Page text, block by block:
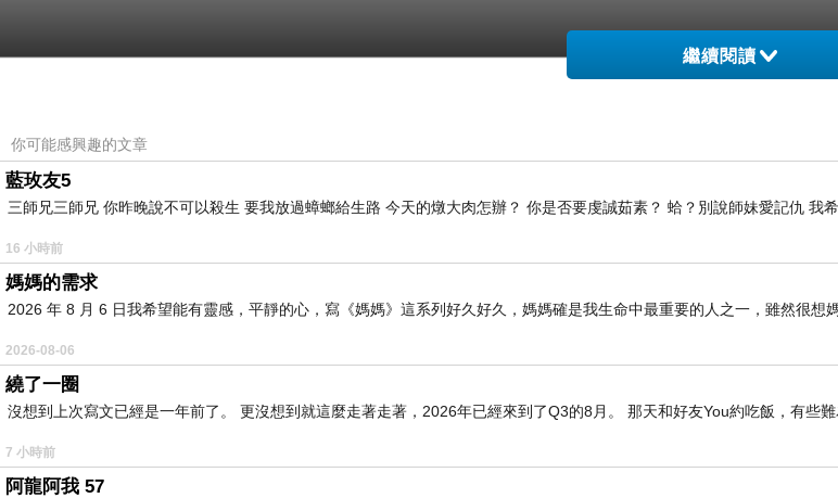
繼續閱讀
你可能感興趣的文章
藍玫友5
三師兄三師兄 你昨晚說不可以殺生 要我放過蟑螂給生路 今天的燉大肉怎辦？ 你是否要虔誠茹素？ 蛤？別說師妹愛記仇 我
16 小時前
媽媽的需求
2026 年 8 月 6 日我希望能有靈感，平靜的心，寫《媽媽》這系列好久好久，媽媽確是我生命中最重要的人之一，雖然很想
2026-08-06
繞了一圈
沒想到上次寫文已經是一年前了。 更沒想到就這麼走著走著，2026年已經來到了Q3的8月。 那天和好友You約吃飯，有些
7 小時前
阿龍阿我 57